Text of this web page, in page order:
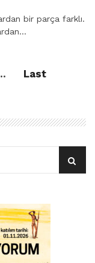
bir parça farklı.
Last